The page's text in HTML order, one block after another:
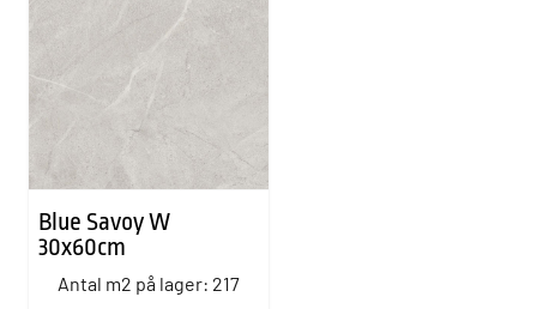
Blue Savoy W
30x60cm
Antal m2 på lager: 217